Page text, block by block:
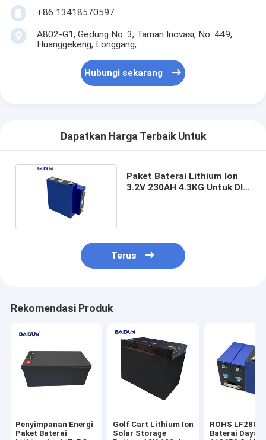
+86 13418570597
A802-G1, Gedung No. 3, Taman Inovasi, No. 449,
Huanggekeng, Longgang,
Hubungi sekarang
Dapatkan Harga Terbaik Untuk
Paket Baterai Lithium Ion
3.2V 230AH 4.3KG Untuk DIY
Terus
Rekomendasi Produk
Penyimpanan Energi
Paket Baterai
Golf Cart Lithium Ion
Solar Storage
ROHS LF280k
Baterai Daya